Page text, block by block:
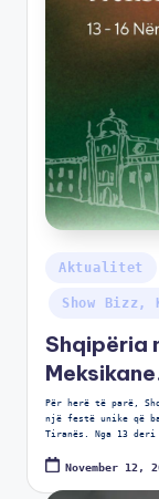
Aktualitet
Show Bizz,
Shqipëria
Për herë të parë,
një festë unike që
Tiranës. Nga 13 deri
November 12,